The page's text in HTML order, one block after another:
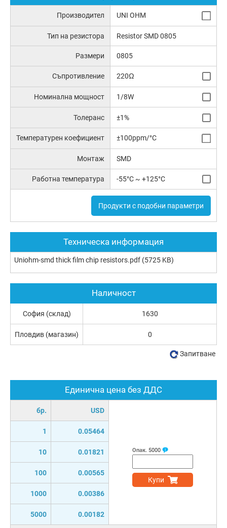
Производител UNI OHM
Тип на резистора Resistor SMD 0805
Размери 0805
Съпротивление 220Ω
Номинална мощност 1/8W
Толеранс ±1%
Температурен коефициент ±100ppm/°C
Монтаж SMD
Работна температура -55°C ~ +125°C
Продукти с подобни параметри
Техническа информация
Uniohm-smd thick film chip resistors.pdf (5725 KB)
Единична цена без ДДС
бр. USD
1 0.05464
10 0.01821
100 0.00565
1000 0.00386
5000 0.00182
Опак. 5000
Купи
Наличност
София (склад) 1630
Пловдив (магазин) 0
Запитване